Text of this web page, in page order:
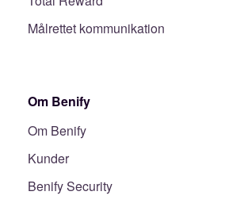
Målrettet kommunikation
Om Benify
Om Benify
Kunder
Benify Security